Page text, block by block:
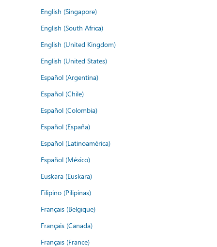
English (Singapore)
English (South Africa)
English (United Kingdom)
English (United States)
Español (Argentina)
Español (Chile)
Español (Colombia)
Español (España)
Español (Latinoamérica)
Español (México)
Euskara (Euskara)
Filipino (Pilipinas)
Français (Belgique)
Français (Canada)
Français (France)